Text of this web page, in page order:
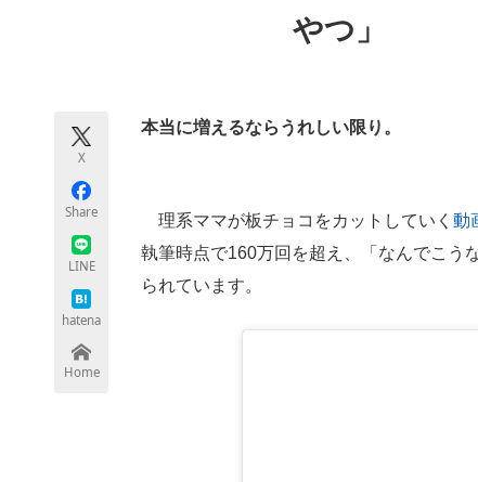
ちょっと気になるネットの話題
やつ」
X
Share
LINE
hatena
Home
本当に増えるならうれしい限り。
理系ママが板チョコをカットしていく 動
執筆時点で160万回を超え、「なんでこう
られています。